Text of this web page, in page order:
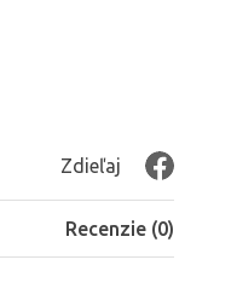
Zdieľaj
Recenzie (0)